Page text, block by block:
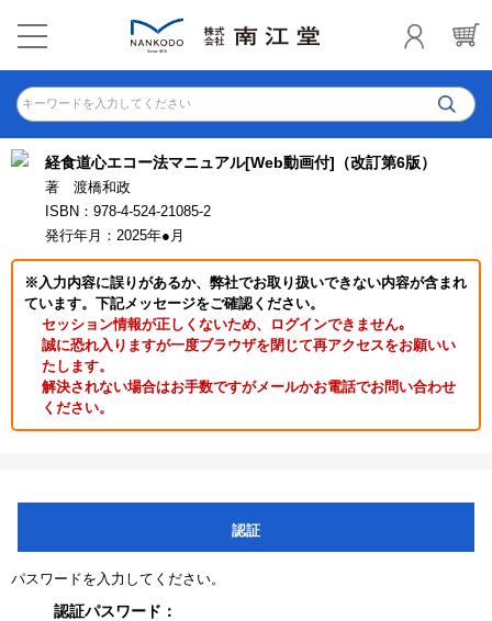
キーワードを入力してください
経食道心エコー法マニュアル[Web動画付]（改訂第6版）
著 渡橋和政
ISBN：978-4-524-21085-2
発行年月：2025年●月
※入力内容に誤りがあるか、弊社でお取り扱いできない内容が含まれ
ています。下記メッセージをご確認ください。
セッション情報が正しくないため、ログインできません｡
誠に恐れ入りますが一度ブラウザを閉じて再アクセスをお願いい
たします。
解決されない場合はお手数ですがメールかお電話でお問い合わせ
ください。
認証
パスワードを入力してください。
認証パスワード：